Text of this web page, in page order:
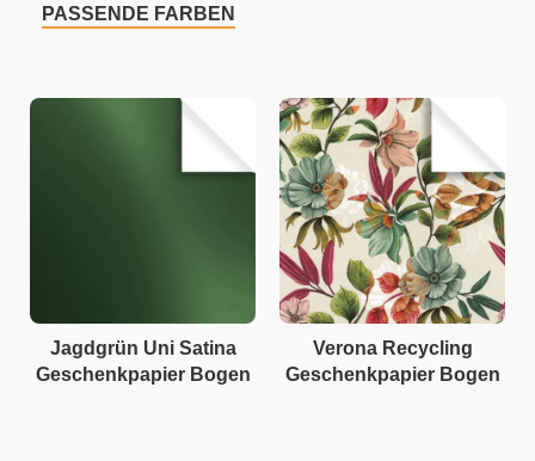
PASSENDE FARBEN
Jagdgrün Uni Satina
Geschenkpapier Bogen
Verona Recycling
Geschenkpapier Bogen